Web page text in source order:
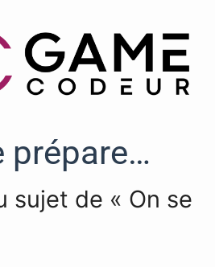
prépare…
sujet de « On se